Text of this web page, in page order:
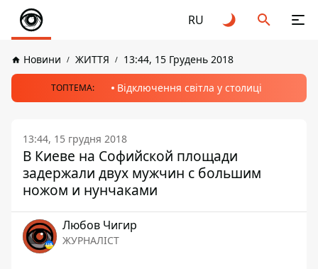
RU
Новини ЖИТТЯ 13:44, 15 Грудень 2018
ТОПТЕМА: Відключення світла у столиці
13:44, 15 грудня 2018
В Киеве на Софийской площади
задержали двух мужчин с большим
ножом и нунчаками
Любов Чигир
ЖУРНАЛІСТ